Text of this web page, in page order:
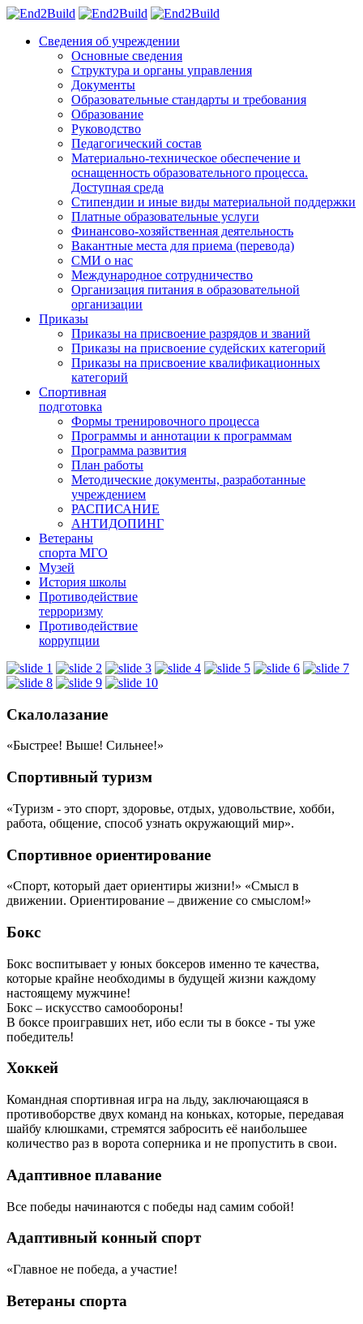
Сведения об учреждении
Основные сведения
Структура и органы управления
Документы
Образовательные стандарты и требования
Образование
Руководство
Педагогический состав
Материально-техническое обеспечение и
оснащенность образовательного процесса.
Доступная среда
Стипендии и иные виды материальной поддержки
Платные образовательные услуги
Финансово-хозяйственная деятельность
Вакантные места для приема (перевода)
СМИ о нас
Международное сотрудничество
Организация питания в образовательной
организации
Приказы
Приказы на присвоение разрядов и званий
Приказы на присвоение судейских категорий
Приказы на присвоение квалификационных
категорий
Спортивная
подготовка
Формы тренировочного процесса
Программы и аннотации к программам
Программа развития
План работы
Методические документы, разработанные
учреждением
РАСПИСАНИЕ
АНТИДОПИНГ
Ветераны
спорта МГО
Музей
История школы
Противодействие
терроризму
Противодействие
коррупции
Скалолазание
«Быстрее! Выше! Сильнее!»
Спортивный туризм
«Туризм - это спорт, здоровье, отдых, удовольствие, хобби,
работа, общение, способ узнать окружающий мир».
Спортивное ориентирование
«Спорт, который дает ориентиры жизни!» «Смысл в
движении. Ориентирование – движение со смыслом!»
Бокс
Бокс воспитывает у юных боксеров именно те качества,
которые крайне необходимы в будущей жизни каждому
настоящему мужчине!
Бокс – искусство самообороны!
В боксе проигравших нет, ибо если ты в боксе - ты уже
победитель!
Хоккей
Командная спортивная игра на льду, заключающаяся в
противоборстве двух команд на коньках, которые, передавая
шайбу клюшками, стремятся забросить её наибольшее
количество раз в ворота соперника и не пропустить в свои.
Адаптивное плавание
Все победы начинаются с победы над самим собой!
Адаптивный конный спорт
«Главное не победа, а участие!
Ветераны спорта